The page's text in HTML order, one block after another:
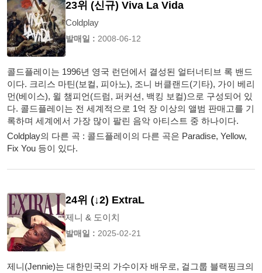
23위 (신규) Viva La Vida
Coldplay
발매일 : 2008-06-12
콜드플레이는 1996년 영국 런던에서 결성된 얼터너티브 록 밴드
이다. 크리스 마틴(보컬, 피아노), 조니 버클랜드(기타), 가이 베리
먼(베이스), 윌 챔피언(드럼, 퍼커션, 백킹 보컬)으로 구성되어 있
다. 콜드플레이는 전 세계적으로 1억 장 이상의 앨범 판매고를 기
록하며 세계에서 가장 많이 팔린 음악 아티스트 중 하나이다.
Coldplay의 다른 곡 : 콜드플레이의 다른 곡은 Paradise, Yellow,
Fix You 등이 있다.
24위 (↓2) ExtraL
제니 & 도이치
발매일 : 2025-02-21
제니(Jennie)는 대한민국의 가수이자 배우로, 걸그룹 블랙핑크의